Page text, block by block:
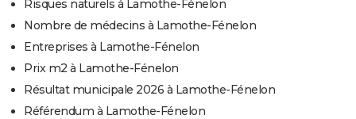
Risques naturels à Lamothe-Fénelon
Nombre de médecins à Lamothe-Fénelon
Entreprises à Lamothe-Fénelon
Prix m2 à Lamothe-Fénelon
Résultat municipale 2026 à Lamothe-Fénelon
Référendum à Lamothe-Fénelon